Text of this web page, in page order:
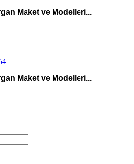
Maket ve Modelleri...
Maket ve Modelleri...